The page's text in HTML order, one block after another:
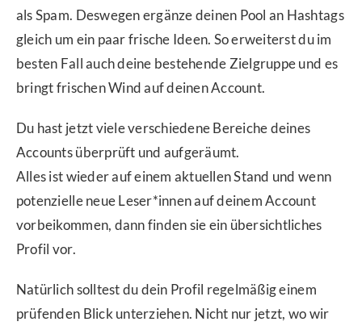
als Spam. Deswegen ergänze deinen Pool an Hashtags
gleich um ein paar frische Ideen. So erweiterst du im
besten Fall auch deine bestehende Zielgruppe und es
bringt frischen Wind auf deinen Account.
Du hast jetzt viele verschiedene Bereiche deines
Accounts überprüft und aufgeräumt.
Alles ist wieder auf einem aktuellen Stand und wenn
potenzielle neue Leser*innen auf deinem Account
vorbeikommen, dann finden sie ein übersichtliches
Profil vor.
Natürlich solltest du dein Profil regelmäßig einem
prüfenden Blick unterziehen. Nicht nur jetzt, wo wir